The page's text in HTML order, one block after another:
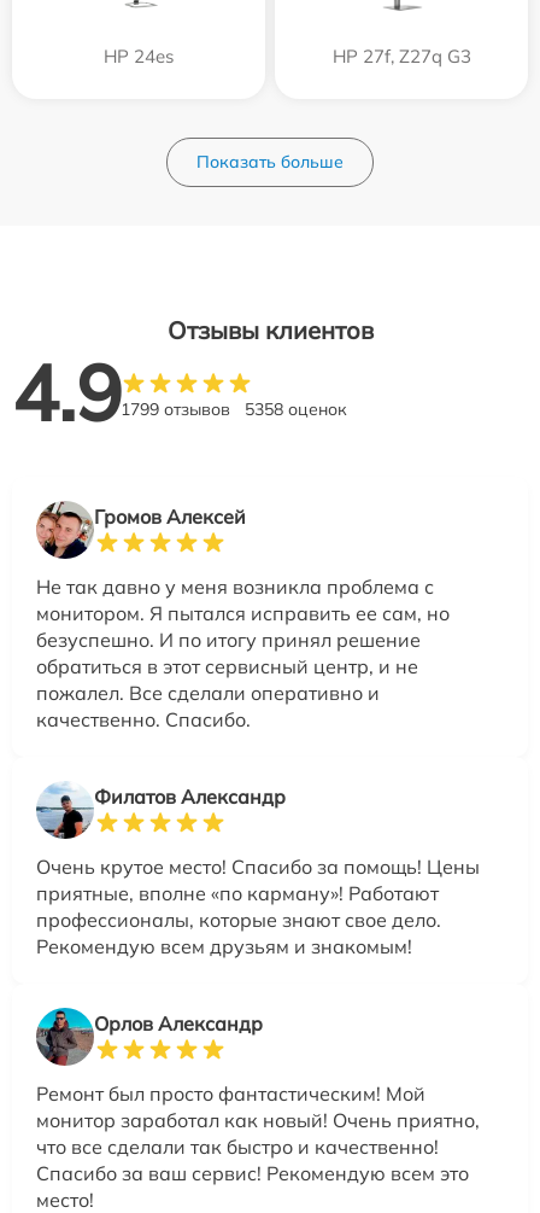
HP 24es HP 27f, Z27q G3
Показать больше
Отзывы клиентов
4.91799 отзывов 5358 оценок
Громов Алексей
Не так давно у меня возникла проблема с
монитором. Я пытался исправить ее сам, но
безуспешно. И по итогу принял решение
обратиться в этот сервисный центр, и не
пожалел. Все сделали оперативно и
качественно. Спасибо.
Филатов Александр
Очень крутое место! Спасибо за помощь! Цены
приятные, вполне «по карману»! Работают
профессионалы, которые знают свое дело.
Рекомендую всем друзьям и знакомым!
Орлов Александр
Ремонт был просто фантастическим! Мой
монитор заработал как новый! Очень приятно,
что все сделали так быстро и качественно!
Спасибо за ваш сервис! Рекомендую всем это
место!